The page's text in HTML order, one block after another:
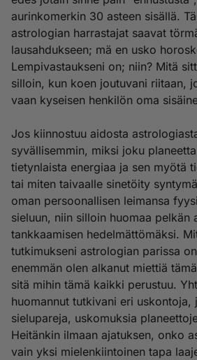
aurinkomerkin 30 asteen sisällä.
astrologian harrastajat saavat
lausahdukseen; mä en usko
Lempivastaukseni on; niin? Mitä
silloin, kun koen joutuvani riitaan,
vaan kyseisen henkilön oma
Jos kiinnostuu aidosta
syvällisemmin, miksi joku
tietynlaista energiaa ja sen myötä
tai miten taivaalle sinetöity
oman persoonallisen leimansa
sieluun, niin silloin huomaa pelkän
tankkaamisen hedelmättömäksi.
tutkimukseni astrologian parissa
enemmän olen alkanut miettiä
sitä mihin tämä kaikki perustuu.
huomannut tutkivani eri uskontoja,
sielupareja, uskomuksia
Heitänkin ilmaan ajatuksen, onko
vain yksi mielenkiintoinen tapa